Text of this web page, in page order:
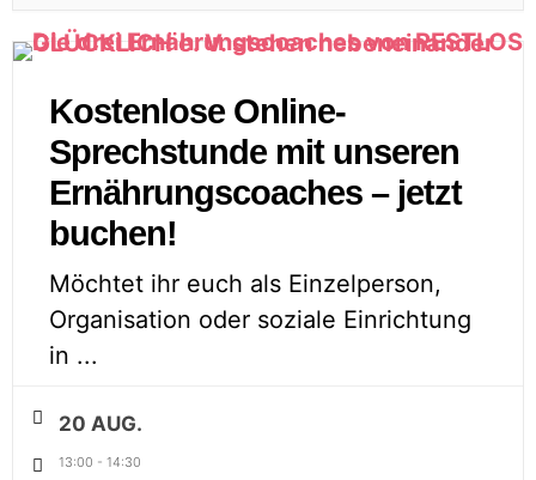
Kostenlose Online-
Sprechstunde mit unseren
Ernährungscoaches – jetzt
buchen!
Möchtet ihr euch als Einzelperson,
Organisation oder soziale Einrichtung
in ...
20 AUG.
13:00 - 14:30